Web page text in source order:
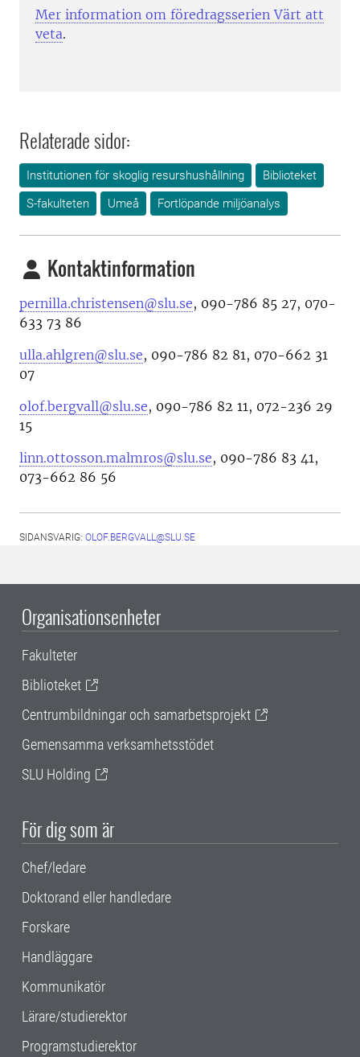
Mer information om föredragsserien Värt att
veta.
Relaterade sidor:
Institutionen för skoglig resurshushållning
Biblioteket
S-fakulteten
Umeå Fortlöpande miljöanalys
Kontaktinformation
pernilla.christensen@slu.se, 090-786 85 27, 070-
633 73 86
ulla.ahlgren@slu.se, 090-786 82 81, 070-662 31
07
olof.bergvall@slu.se, 090-786 82 11, 072-236 29
15
linn.ottosson.malmros@slu.se, 090-786 83 41,
073-662 86 56
SIDANSVARIG: OLOF.BERGVALL@SLU.SE
Organisationsenheter
Fakulteter
Biblioteket
Centrumbildningar och samarbetsprojekt
Gemensamma verksamhetsstödet
SLU Holding
För dig som är
Chef/ledare
Doktorand eller handledare
Forskare
Handläggare
Kommunikatör
Lärare/studierektor
Programstudierektor